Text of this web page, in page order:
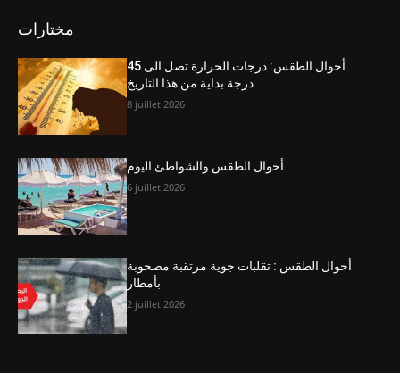
مختارات
أحوال الطقس: درجات الحرارة تصل الى 45
درجة بداية من هذا التاريخ
8 juillet 2026
أحوال الطقس والشواطئ اليوم
6 juillet 2026
أحوال الطقس : تقلبات جوية مرتقبة مصحوبة
بأمطار
2 juillet 2026